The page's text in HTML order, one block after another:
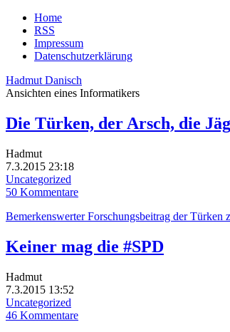
Home
RSS
Impressum
Datenschutzerklärung
Hadmut Danisch
Ansichten eines Informatikers
Die Türken, der Arsch, die
Hadmut
7.3.2015 23:18
Uncategorized
50 Kommentare
Bemerkenswerter Forschungsbeitrag der Türken
Keiner mag die #SPD
Hadmut
7.3.2015 13:52
Uncategorized
46 Kommentare